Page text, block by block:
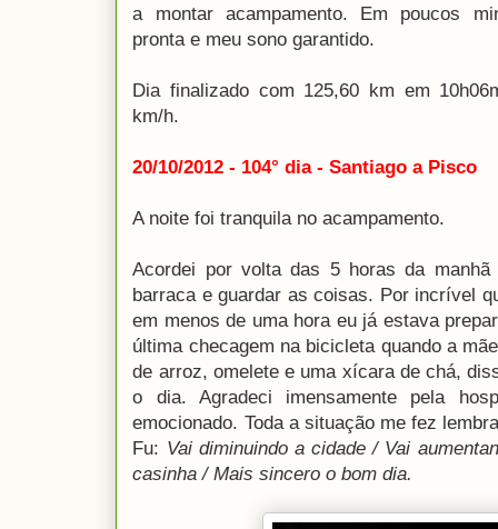
a montar acampamento. Em poucos
pronta e meu sono garantido.
Dia finalizado com 125,60 km em
km/h.
20/10/2012 - 104° dia - Santiago a Pisco
A noite foi tranquila no acampamento.
Acordei por volta das 5 horas da
barraca e guardar as coisas. Por incrível
em menos de uma hora eu já estava
última checagem na bicicleta quando a
de arroz, omelete e uma xícara de chá,
o dia. Agradeci imensamente pela
emocionado. Toda a situação me fez
Fu: Vai diminuindo a cidade / Vai
casinha / Mais sincero o bom dia.